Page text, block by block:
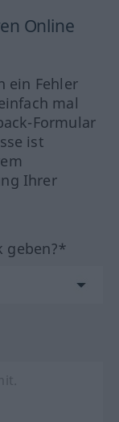
Online
ein Fehler
mal
Formular
ist
Ihrer
geben?*